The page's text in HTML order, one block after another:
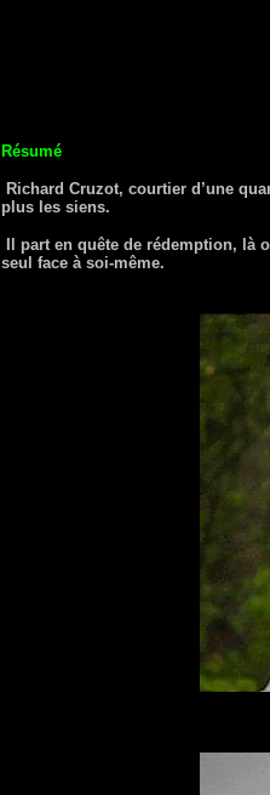
Résumé
Richard Cruzot, courtier d’une
plus les siens.
Il part en quête de rédemption, là
seul face à soi-même.